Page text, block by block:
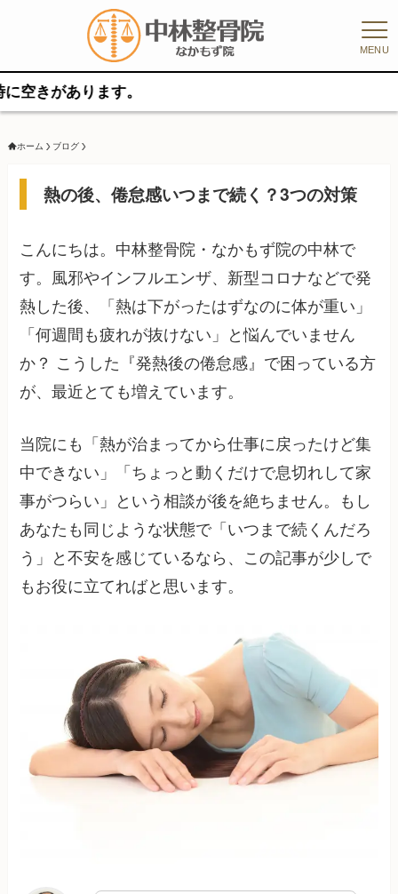
MENU
ります。
ホーム ブログ
熱の後、倦怠感いつまで続く？3つの対策
こんにちは。中林整骨院・なかもず院の中林で
す。風邪やインフルエンザ、新型コロナなどで発
熱した後、「熱は下がったはずなのに体が重い」
「何週間も疲れが抜けない」と悩んでいません
か？ こうした『発熱後の倦怠感』で困っている方
が、最近とても増えています。
当院にも「熱が治まってから仕事に戻ったけど集
中できない」「ちょっと動くだけで息切れして家
事がつらい」という相談が後を絶ちません。もし
あなたも同じような状態で「いつまで続くんだろ
う」と不安を感じているなら、この記事が少しで
もお役に立てればと思います。